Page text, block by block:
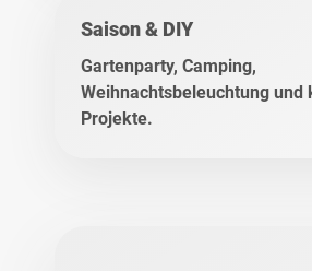
Saison & DIY
Gartenparty, Camping,
Weihnachtsbeleuchtung und
Projekte.